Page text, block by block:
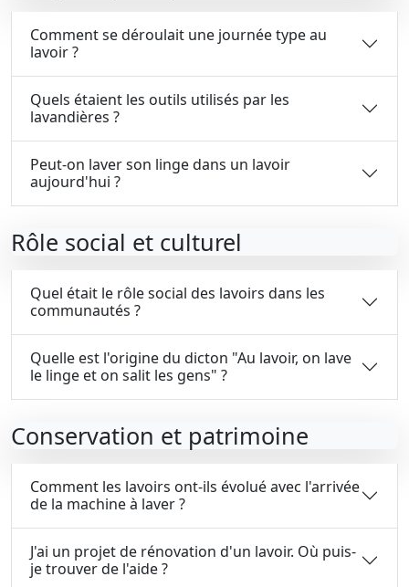
Comment se déroulait une journée type au
lavoir ?
Quels étaient les outils utilisés par les
lavandières ?
Peut-on laver son linge dans un lavoir
aujourd'hui ?
Rôle social et culturel
Quel était le rôle social des lavoirs dans les
communautés ?
Quelle est l'origine du dicton "Au lavoir, on lave
le linge et on salit les gens" ?
Conservation et patrimoine
Comment les lavoirs ont-ils évolué avec l'arrivée
de la machine à laver ?
J'ai un projet de rénovation d'un lavoir. Où puis-
je trouver de l'aide ?